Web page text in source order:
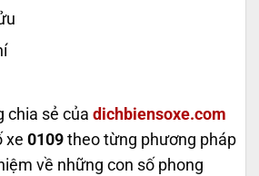
chia sẻ của dichbiensoxe.com
xe 0109 theo từng phương pháp
về những con số phong